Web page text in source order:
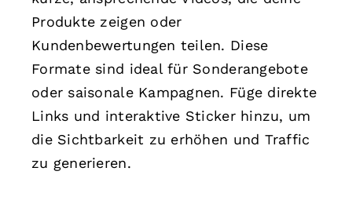
Produkte zeigen oder
Kundenbewertungen teilen. Diese
Formate sind ideal für Sonderangebote
oder saisonale Kampagnen. Füge direkte
Links und interaktive Sticker hinzu, um
die Sichtbarkeit zu erhöhen und Traffic
zu generieren.